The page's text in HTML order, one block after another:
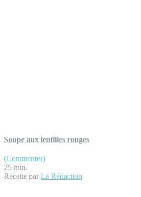
Soupe aux lentilles rouges
(Commenter)
25 min.
Recette par La Rédaction